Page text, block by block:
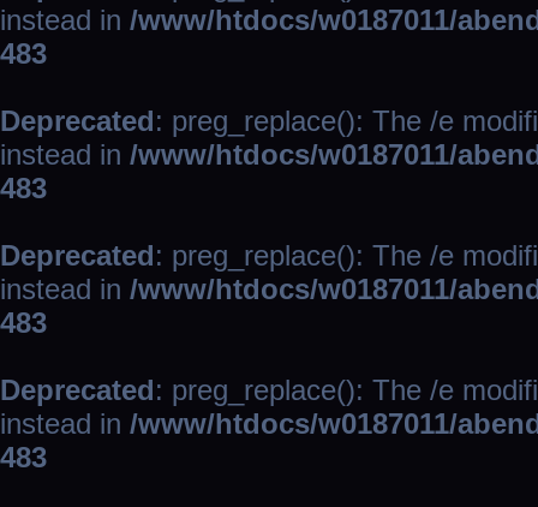
instead in /www/htdocs/w0187011/
483
Deprecated: preg_replace(): The /e
instead in /www/htdocs/w0187011/
483
Deprecated: preg_replace(): The /e
instead in /www/htdocs/w0187011/
483
Deprecated: preg_replace(): The /e
instead in /www/htdocs/w0187011/
483